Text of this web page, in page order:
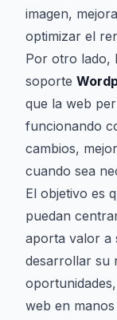
imagen,
optimizar el
Por otro lado,
soporte
que la web
funcionando
cambios,
cuando sea
El objetivo es
puedan
aporta valor a
desarrollar su
web en